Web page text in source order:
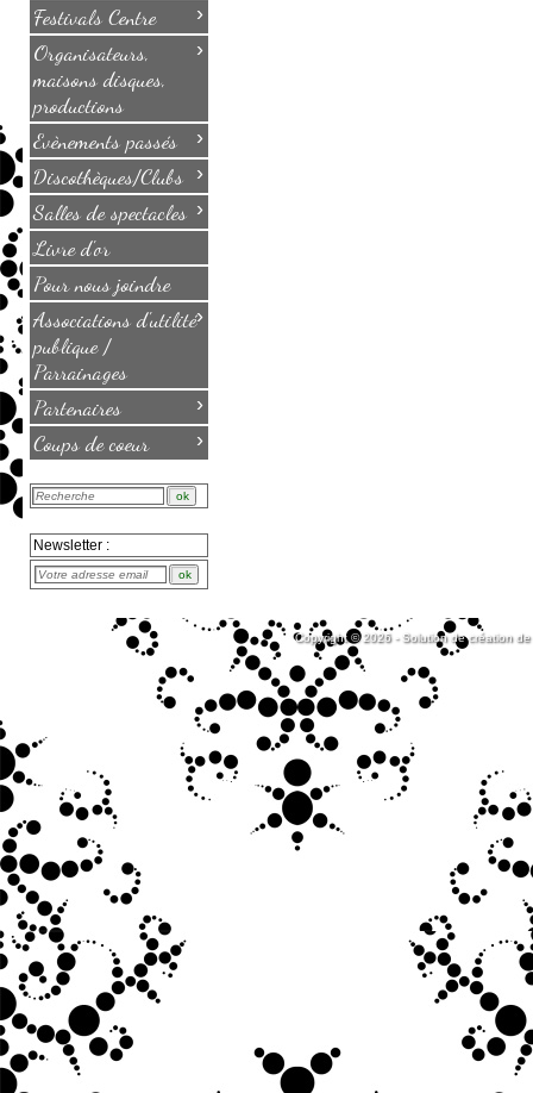
Festivals Centre ›
Organisateurs,
maisons disques,
productions
›
Evènements passés ›
Discothèques/Clubs ›
Salles de spectacles ›
Livre d'or
Pour nous joindre
Associations d'utilité
publique /
Parrainages
›
Partenaires ›
Coups de coeur ›
Newsletter :
Copyright © 2026 - Solution de création